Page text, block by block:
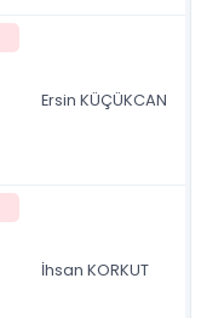
Ersin KÜÇÜKCAN
İhsan KORKUT